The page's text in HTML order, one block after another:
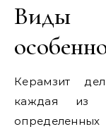
Виды
Керамзит
каждая из